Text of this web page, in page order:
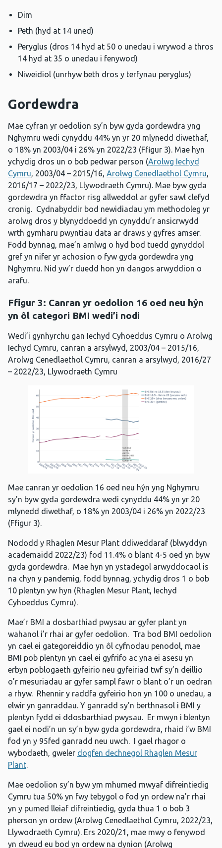
Dim
Peth (hyd at 14 uned)
Peryglus (dros 14 hyd at 50 o unedau i wrywod a thros
14 hyd at 35 o unedau i fenywod)
Niweidiol (unrhyw beth dros y terfynau peryglus)
Gordewdra
Mae cyfran yr oedolion sy’n byw gyda gordewdra yng
Nghymru wedi cynyddu 44% yn yr 20 mlynedd diwethaf,
o 18% yn 2003/04 i 26% yn 2022/23 (Ffigur 3). Mae hyn
ychydig dros un o bob pedwar person (Arolwg Iechyd
Cymru, 2003/04 – 2015/16, Arolwg Cenedlaethol Cymru,
2016/17 – 2022/23, Llywodraeth Cymru). Mae byw gyda
gordewdra yn ffactor risg allweddol ar gyfer sawl clefyd
cronig. Cydnabyddir bod newidiadau ym methodoleg yr
arolwg dros y blynyddoedd yn cynyddu’r ansicrwydd
wrth gymharu pwyntiau data ar draws y gyfres amser.
Fodd bynnag, mae’n amlwg o hyd bod tuedd gynyddol
gref yn nifer yr achosion o fyw gyda gordewdra yng
Nghymru. Nid yw’r duedd hon yn dangos arwyddion o
arafu.
Ffigur 3: Canran yr oedolion 16 oed neu hŷn
yn ôl categori BMI wedi’i nodi
Wedi’i gynhyrchu gan Iechyd Cyhoeddus Cymru o Arolwg
Iechyd Cymru, canran a arsylwyd, 2003/04 – 2015/16,
Arolwg Cenedlaethol Cymru, canran a arsylwyd, 2016/27
– 2022/23, Llywodraeth Cymru
Mae canran yr oedolion 16 oed neu hŷn yng Nghymru
sy’n byw gyda gordewdra wedi cynyddu 44% yn yr 20
mlynedd diwethaf, o 18% yn 2003/04 i 26% yn 2022/23
(Ffigur 3).
Nododd y Rhaglen Mesur Plant ddiweddaraf (blwyddyn
academaidd 2022/23) fod 11.4% o blant 4-5 oed yn byw
gyda gordewdra. Mae hyn yn ystadegol arwyddocaol is
na chyn y pandemig, fodd bynnag, ychydig dros 1 o bob
10 plentyn yw hyn (Rhaglen Mesur Plant, Iechyd
Cyhoeddus Cymru).
Mae’r BMI a dosbarthiad pwysau ar gyfer plant yn
wahanol i’r rhai ar gyfer oedolion. Tra bod BMI oedolion
yn cael ei gategoreiddio yn ôl cyfnodau penodol, mae
BMI pob plentyn yn cael ei gyfrifo ac yna ei asesu yn
erbyn poblogaeth gyfeirio neu gyfeiriad twf sy’n deillio
o’r mesuriadau ar gyfer sampl fawr o blant o’r un oedran
a rhyw. Rhennir y raddfa gyfeirio hon yn 100 o unedau, a
elwir yn ganraddau. Y ganradd sy’n berthnasol i BMI y
plentyn fydd ei ddosbarthiad pwysau. Er mwyn i blentyn
gael ei nodi’n un sy’n byw gyda gordewdra, rhaid i’w BMI
fod yn y 95fed ganradd neu uwch. I gael rhagor o
wybodaeth, gweler dogfen dechnegol Rhaglen Mesur
Plant.
Mae oedolion sy’n byw ym mhumed mwyaf difreintiedig
Cymru tua 50% yn fwy tebygol o fod yn ordew na’r rhai
yn y pumed lleiaf difreintiedig, gyda thua 1 o bob 3
pherson yn ordew (Arolwg Cenedlaethol Cymru, 2022/23,
Llywodraeth Cymru). Ers 2020/21, mae mwy o fenywod
yn dweud eu bod yn ordew na dynion (Arolwg